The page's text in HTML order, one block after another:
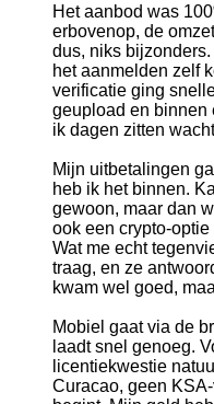
Het aanbod was
erbovenop, de
dus, niks
het aanmelden zelf
verificatie ging
geupload en binnen
ik dagen zitten
Mijn uitbetalingen
heb ik het binnen.
gewoon, maar dan
ook een crypto-
Wat me echt
traag, en ze
kwam wel goed,
Mobiel gaat via de
laadt snel genoeg.
licentiekwestie
Curacao, geen